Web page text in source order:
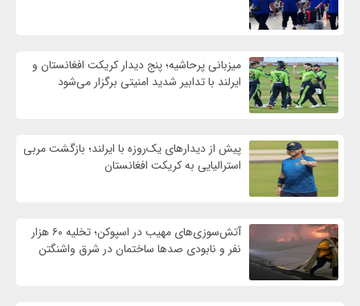
میزبانی پرحاشیه؛ پنج دیدار کریکت افغانستان و
ایرلند با تدابیر شدید امنیتی برگزار می‌شود
پیش از دیدارهای یک‌روزه با ایرلند؛ بازگشت مربی
استرالیایی به کریکت افغانستان
آتش‌سوزی‌های مهیب در اسپوکن؛ تخلیه ۶۰ هزار
نفر و نابودی صدها ساختمان در شرق واشنگتن